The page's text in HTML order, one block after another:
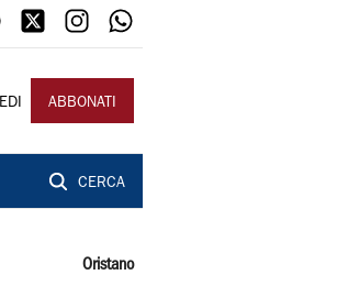
ABBONATI
CERCA
Oristano